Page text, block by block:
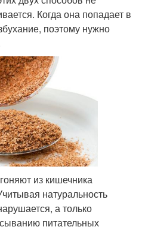
Когда она попадает в
поэтому нужно
из кишечника
натуральность
а только
питательных